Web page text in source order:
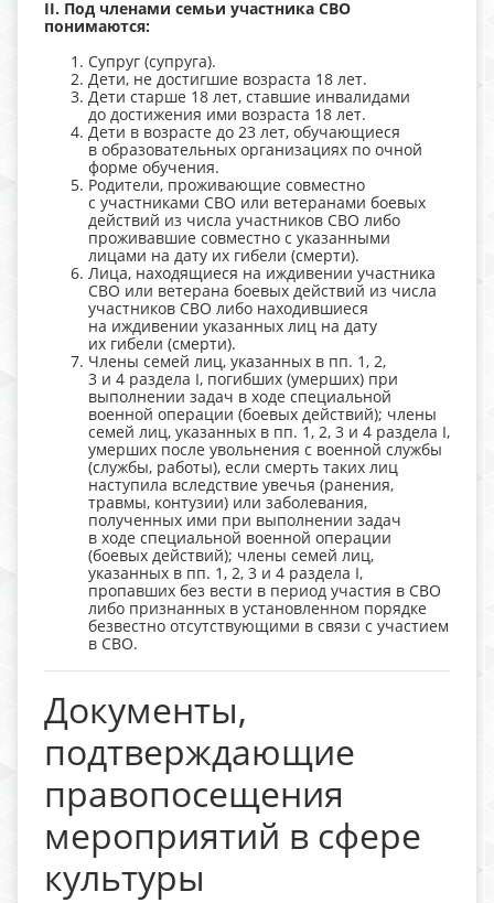
II. Под членами семьи участника СВО
понимаются:
Супруг (супруга).
Дети, не достигшие возраста 18 лет.
Дети старше 18 лет, ставшие инвалидами
до достижения ими возраста 18 лет.
Дети в возрасте до 23 лет, обучающиеся
в образовательных организациях по очной
форме обучения.
Родители, проживающие совместно
с участниками СВО или ветеранами боевых
действий из числа участников СВО либо
проживавшие совместно с указанными
лицами на дату их гибели (смерти).
Лица, находящиеся на иждивении участника
СВО или ветерана боевых действий из числа
участников СВО либо находившиеся
на иждивении указанных лиц на дату
их гибели (смерти).
Члены семей лиц, указанных в пп. 1, 2,
3 и 4 раздела I, погибших (умерших) при
выполнении задач в ходе специальной
военной операции (боевых действий); члены
семей лиц, указанных в пп. 1, 2, 3 и 4 раздела I,
умерших после увольнения с военной службы
(службы, работы), если смерть таких лиц
наступила вследствие увечья (ранения,
травмы, контузии) или заболевания,
полученных ими при выполнении задач
в ходе специальной военной операции
(боевых действий); члены семей лиц,
указанных в пп. 1, 2, 3 и 4 раздела I,
пропавших без вести в период участия в СВО
либо признанных в установленном порядке
безвестно отсутствующими в связи с участием
в СВО.
Документы,
подтверждающие
правопосещения
мероприятий в сфере
культуры